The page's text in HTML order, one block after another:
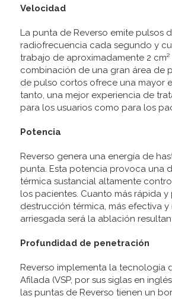
Velocidad
La punta de Reverso emite pulsos
radiofrecuencia cada segundo y
trabajo de aproximadamente 2
combinación de una gran área de
de pulso cortos ofrece una mayor
tanto, una mejor experiencia de
para los usuarios como para los
Potencia
Reverso genera una energía de
punta. Esta potencia provoca una
térmica sustancial altamente
los pacientes. Cuanto más rápida
destrucción térmica, más efectiva y
arriesgada será la ablación
Profundidad de penetración
Reverso implementa la tecnología
Afilada (VSP, por sus siglas en
las puntas de Reverso tienen un